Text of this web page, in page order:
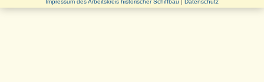
Impressum des Arbeitskreis historischer Schiffbau | Datenschutz